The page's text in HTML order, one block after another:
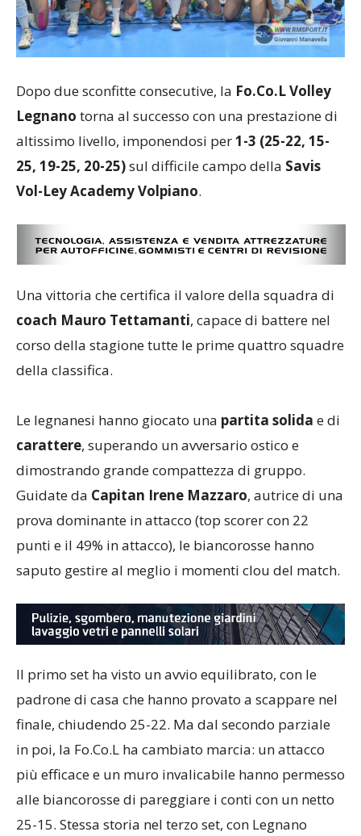
Dopo due sconfitte consecutive, la Fo.Co.L Volley
Legnano torna al successo con una prestazione di
altissimo livello, imponendosi per1-3 (25-22, 15-
25, 19-25, 20-25)sul difficile campo della Savis
Vol-Ley Academy Volpiano.
Una vittoria che certifica il valore della squadra di
coach Mauro Tettamanti, capace di battere nel
corso della stagione tutte le prime quattro squadre
della classifica.
Le legnanesi hanno giocato una partita solida e di
carattere, superando un avversario ostico e
dimostrando grande compattezza di gruppo.
Guidate da Capitan Irene Mazzaro, autrice di una
prova dominante in attacco (top scorer con 22
punti e il 49% in attacco), le biancorosse hanno
saputo gestire al meglio i momenti clou del match.
Il primo set ha visto un avvio equilibrato, con le
padrone di casa che hanno provato a scappare nel
finale, chiudendo 25-22. Ma dal secondo parziale
in poi, la Fo.Co.L ha cambiato marcia: un attacco
più efficace e un muro invalicabile hanno permesso
alle biancorosse di pareggiare i conti con un netto
25-15. Stessa storia nel terzo set, con Legnano